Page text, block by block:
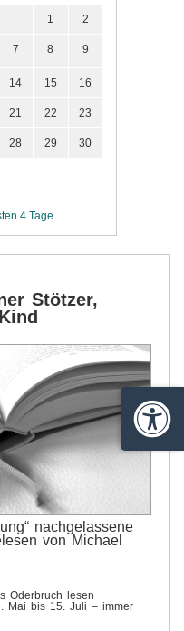
1 2
7 8 9
14 15 16
21 22 23
28 29 30
4 Tage
Stötzer,
nachgelassene
von Michael
Oderbruch lesen
Mai bis 15. Juli – immer